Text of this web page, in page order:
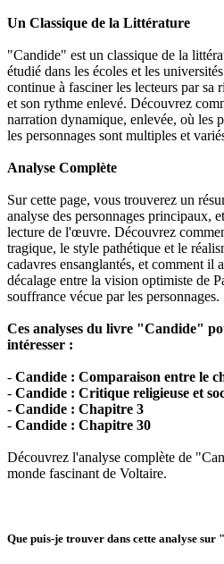
Un Classique de la Littérature
"Candide" est un classique de la
étudié dans les écoles et les
continue à fasciner les lecteurs par sa
et son rythme enlevé. Découvrez
narration dynamique, enlevée, où les
les personnages sont multiples et
Analyse Complète
Sur cette page, vous trouverez un
analyse des personnages principaux,
lecture de l'œuvre. Découvrez
tragique, le style pathétique et le
cadavres ensanglantés, et comment
décalage entre la vision optimiste de
souffrance vécue par les personnages.
Ces analyses du livre "Candide"
intéresser :
- Candide : Comparaison entre le
- Candide : Critique religieuse et
- Candide : Chapitre 3
- Candide : Chapitre 30
Découvrez l'analyse complète de
monde fascinant de Voltaire.
Que puis-je trouver dans cette analyse sur